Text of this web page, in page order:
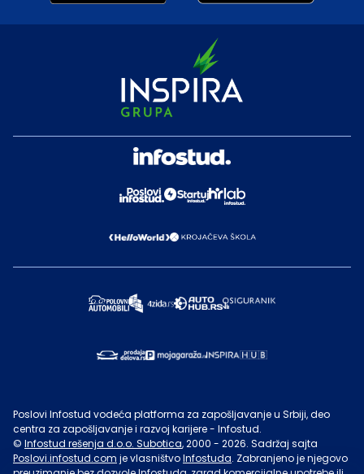
Poslovi Infostud vodeća platforma za zapošljavanje u Srbiji, deo
centra za zapošljavanje i razvoj karijere - Infostud.
© Infostud rešenja d.o.o. Subotica, 2000 - 2026. Sadržaj sajta
Poslovi.infostud.com je vlasništvoInfostuda. Zabranjeno je njegovo